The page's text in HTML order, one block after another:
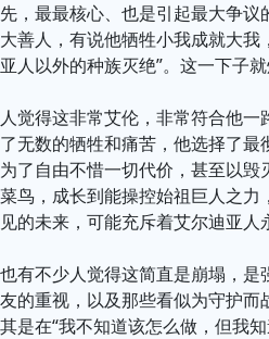
，最最核心、也是引起最大争
善人，有说他牺牲小我成就大
人以外的种族灭绝”。这一下子就
觉得这非常艾伦，非常符合他
无数的牺牲和痛苦，他选择了
了自由不惜一切代价，甚至以毁
鸟，成长到能操控始祖巨人之
的未来，可能充斥着艾尔迪亚人
有不少人觉得这简直是崩塌，
的重视，以及那些看似为守护而
是在“我不知道该怎么做，但我